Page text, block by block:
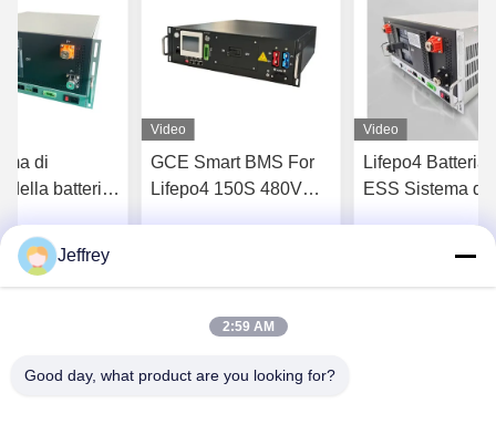
di
della batteria
il migliore
Video
GCE Smart BMS For
Lifepo4 150S 480V
prezzo
Video
Lifepo4 Batteria
ESS Sistema di
Jeffrey
2:59 AM
Good day, what product are you looking for?